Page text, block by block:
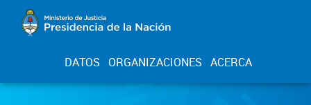
DATOS ORGANIZACIONES ACERCA